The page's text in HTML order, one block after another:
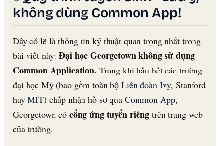
không dùng Common App!
Đây có lẽ là thông tin kỹ thuật quan trọng nhất trong
bài viết này: Đại học Georgetown không sử dụng
Common Application. Trong khi hầu hết các trường
đại học Mỹ (bao gồm toàn bộ Liên đoàn Ivy, Stanford
hay MIT) chấp nhận hồ sơ qua Common App,
Georgetown có cổng ứng tuyển riêng trên trang web
của trường.